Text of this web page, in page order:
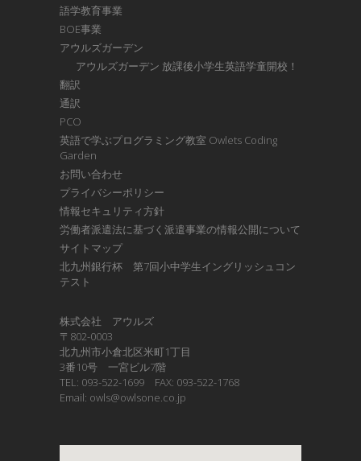
語学教育事業
BOE事業
アウルズガーデン
アウルズガーデン 放課後小学生英語学童開校！
翻訳
通訳
PCO
英語で学ぶプログラミング教室 Owlets Coding
Garden
お問い合わせ
プライバシーポリシー
情報セキュリティ方針
労働者派遣法に基づく派遣事業の情報公開について
サイトマップ
北九州銀行杯 第7回小中学生イングリッシュコン
テスト
株式会社 アウルズ
〒802-0003
北九州市小倉北区米町1丁目
3番10号 一宮ビル7階
TEL: 093-522-1699 FAX: 093-522-1768
Email: owls@owlsone.co.jp